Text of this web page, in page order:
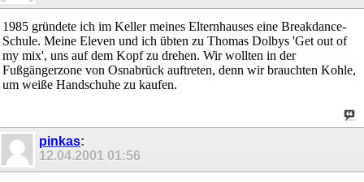
1985 gründete ich im Keller meines Elternhauses eine Breakdance-
Schule. Meine Eleven und ich übten zu Thomas Dolbys 'Get out of
my mix', uns auf dem Kopf zu drehen. Wir wollten in der
Fußgängerzone von Osnabrück auftreten, denn wir brauchten Kohle,
um weiße Handschuhe zu kaufen.
pinkas:
12.04.2001 01:56